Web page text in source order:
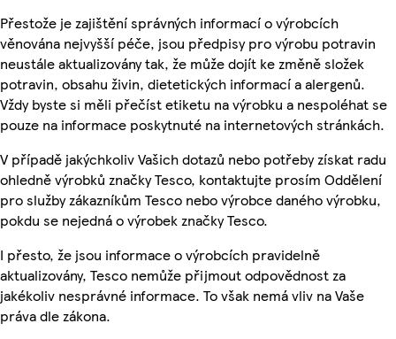
Přestože je zajištění správných informací o výrobcích
věnována nejvyšší péče, jsou předpisy pro výrobu potravin
neustále aktualizovány tak, že může dojít ke změně složek
potravin, obsahu živin, dietetických informací a alergenů.
Vždy byste si měli přečíst etiketu na výrobku a nespoléhat se
pouze na informace poskytnuté na internetových stránkách.
V případě jakýchkoliv Vašich dotazů nebo potřeby získat radu
ohledně výrobků značky Tesco, kontaktujte prosím Oddělení
pro služby zákazníkům Tesco nebo výrobce daného výrobku,
pokdu se nejedná o výrobek značky Tesco.
I přesto, že jsou informace o výrobcích pravidelně
aktualizovány, Tesco nemůže přijmout odpovědnost za
jakékoliv nesprávné informace. To však nemá vliv na Vaše
práva dle zákona.